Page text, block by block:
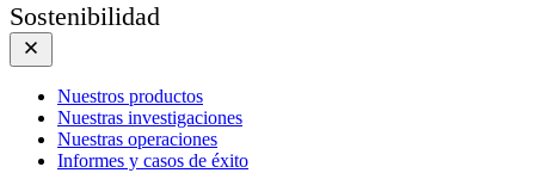
Sostenibilidad
Nuestros productos
Nuestras investigaciones
Nuestras operaciones
Informes y casos de éxito